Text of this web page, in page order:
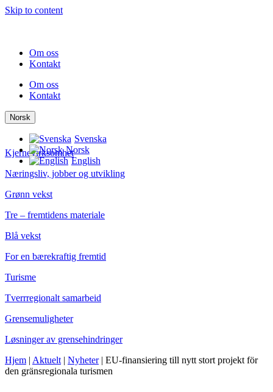
Skip to content
Om oss
Kontakt
Om oss
Kontakt
Norsk
Svenska
Norsk
English
Kjernevirksomhet
Næringsliv, jobber og utvikling
Grønn vekst
Tre – fremtidens materiale
Blå vekst
For en bærekraftig fremtid
Turisme
Tverrregionalt samarbeid
Grensemuligheter
Løsninger av grensehindringer
Hjem | Aktuelt | Nyheter| EU-finansiering till nytt stort projekt för
den gränsregionala turismen